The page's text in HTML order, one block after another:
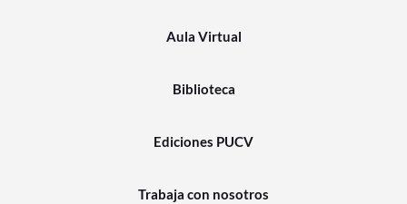
Aula Virtual
Biblioteca
Ediciones PUCV
Trabaja con nosotros